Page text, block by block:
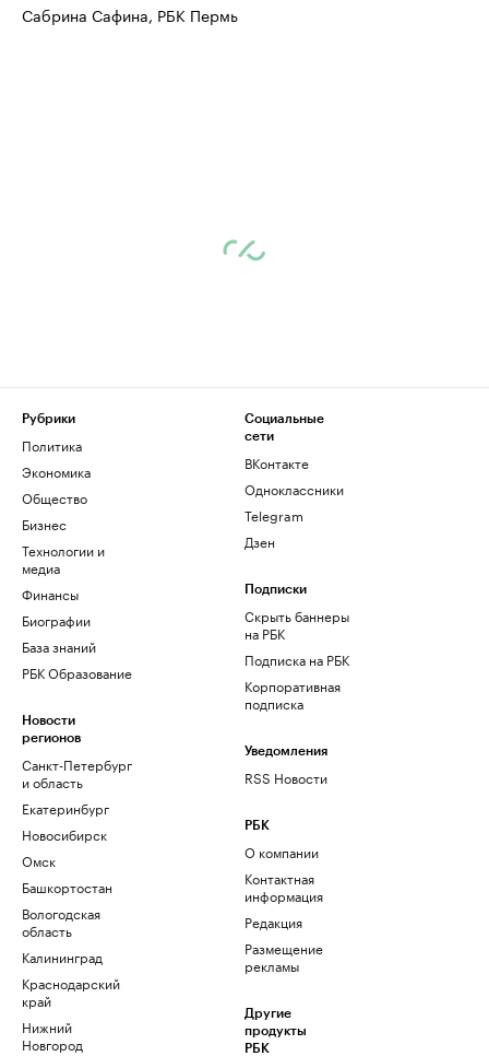
Сабрина Сафина, РБК Пермь
Рубрики
Политика
Экономика
Общество
Бизнес
Технологии и
медиа
Финансы
Биографии
База знаний
РБК Образование
Новости
регионов
Санкт-Петербург
и область
Екатеринбург
Новосибирск
Омск
Башкортостан
Вологодская
область
Калининград
Краснодарский
край
Нижний
Новгород
Социальные
сети
ВКонтакте
Одноклассники
Telegram
Дзен
Подписки
Скрыть баннеры
на РБК
Подписка на РБК
Корпоративная
подписка
Уведомления
RSS Новости
РБК
О компании
Контактная
информация
Редакция
Размещение
рекламы
Другие
продукты
РБК